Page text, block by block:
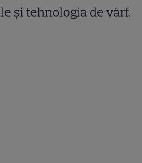
și tehnologia de vârf.